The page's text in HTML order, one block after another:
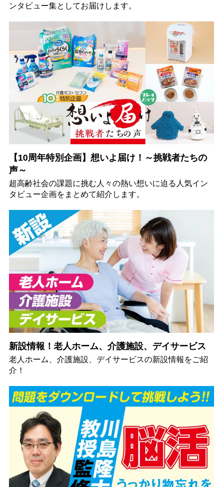
ンタビュー集としてお届けします。
【10周年特別企画】想いよ届け！～挑戦者たちの
声～
超高齢社会の課題に挑む人々の熱い想いに迫る人気イン
タビュー企画をまとめて紹介します。
新設情報！老人ホーム、介護施設、デイサービス
老人ホーム、介護施設、デイサービスの新設情報をご紹
介！